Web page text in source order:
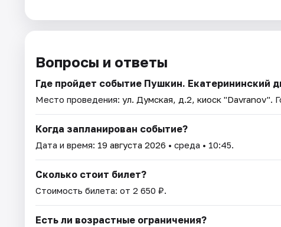
Вопросы и ответы
Где пройдет событие Пушкин. Екатерининский
Место проведения: ул. Думская, д.2, киоск "Davranov".
Когда запланирован событие?
Дата и время: 19 августа 2026 • среда • 10:45.
Сколько стоит билет?
Стоимость билета: от 2 650 ₽.
Есть ли возрастные ограничения?